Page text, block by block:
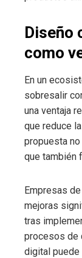
Diseño
como
En un
sobresalir
una ventaja
que reduce
propuesta
que también
Empresas
mejoras
tras
procesos de
digital